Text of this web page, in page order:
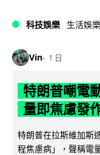
科技娛樂 生活娛樂
Vin 1 日
特朗普嘲電
量即焦慮發
特朗普在拉斯維加斯
程焦慮病」，聲稱電